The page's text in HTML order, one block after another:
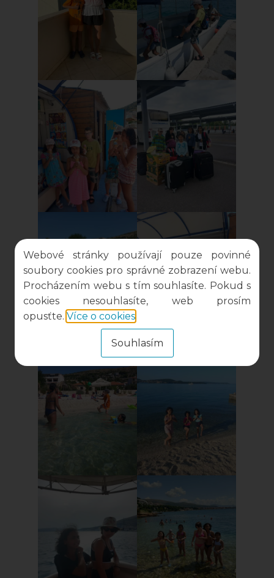
Webové stránky používají pouze povinné
soubory cookies pro správné zobrazení webu.
Procházením webu s tím souhlasíte. Pokud s
cookies nesouhlasíte, web prosím
opusťte. Více o cookies
Souhlasím